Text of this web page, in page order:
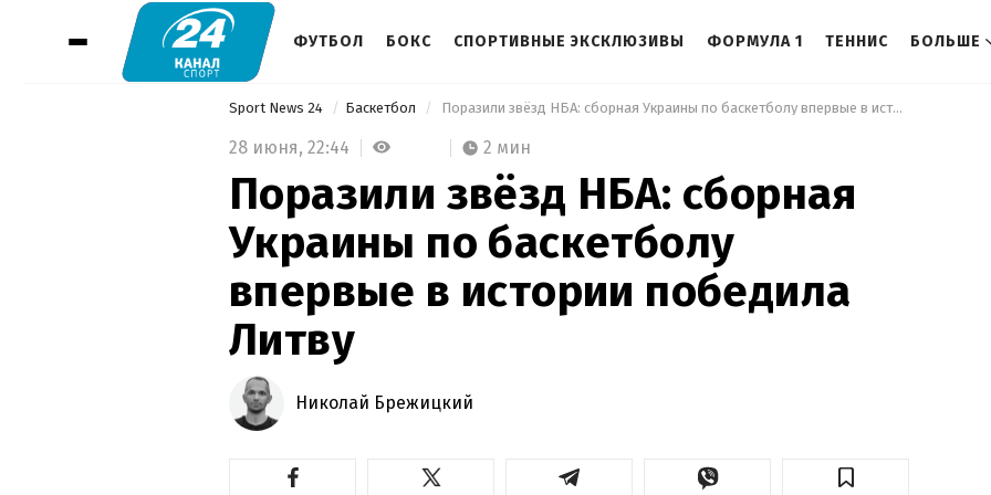
ФУТБОЛ БОКС СПОРТИВНЫЕ ЭКСКЛЮЗИВЫ ФОРМУЛА 1 ТЕННИС БОЛЬШЕ
Sport News 24 Баскетбол Поразили звёзд НБА: сборная Украины по баскетболу впервые в истории победила Литву
28 июня, 22:44 2 мин
Поразили звёзд НБА: сборная
Украины по баскетболу
впервые в истории победила
Литву
Николай Брежицкий